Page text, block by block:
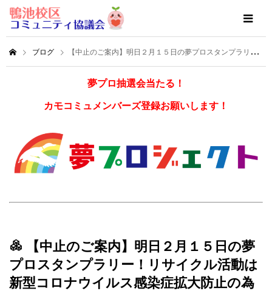
ブログ 【中止のご案内】明日２月１５日の夢プロスタンプラリー！リサイクル活動は新型コロナウイルス感染症拡大防止の為中止となりました。
夢プロ抽選会当たる！
カモコミュメンバーズ登録お願いします！
【中止のご案内】明日２月１５日の夢
プロスタンプラリー！リサイクル活動は
新型コロナウイルス感染症拡大防止の為